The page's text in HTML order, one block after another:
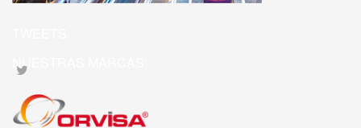
NUESTRAS MARCAS: